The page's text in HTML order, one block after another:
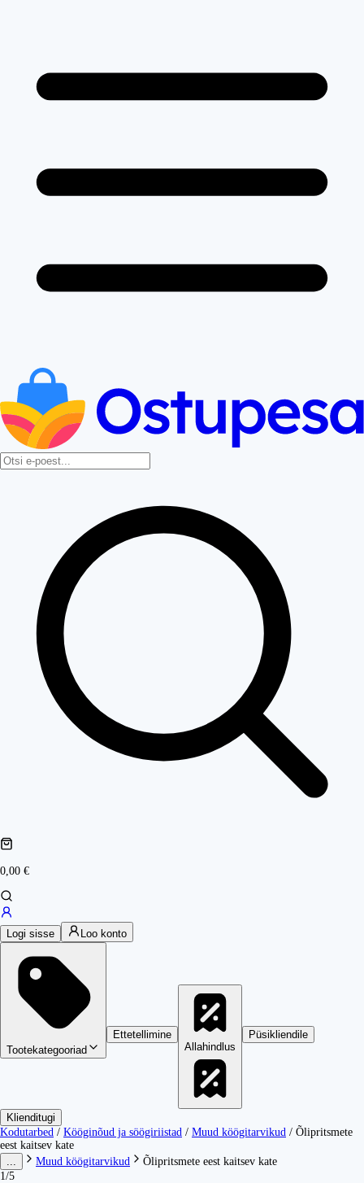
0,00 €
Logi sisse Loo konto
Tootekategooriad
Ettetellimine
Allahindlus
Püsikliendile
Klienditugi
Kodutarbed / Kööginõud ja söögiriistad / Muud köögitarvikud / Õlipritsmete
eest kaitsev kate
Muud köögitarvikud
Õlipritsmete eest kaitsev kate
1/5